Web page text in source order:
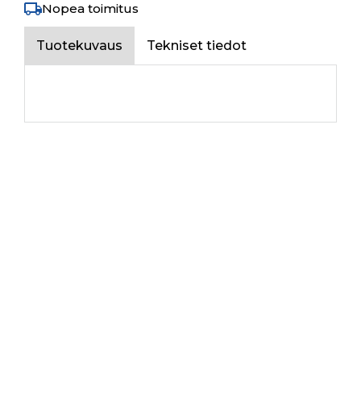
Nopea toimitus
Tuotekuvaus Tekniset tiedot